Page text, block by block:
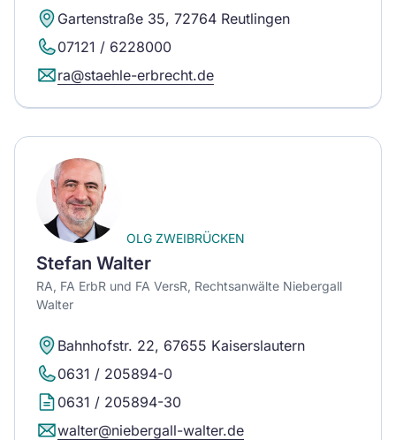
Gartenstraße 35, 72764 Reutlingen
07121 / 6228000
ra@staehle-erbrecht.de
OLG ZWEIBRÜCKEN
Stefan Walter
RA, FA ErbR und FA VersR, Rechtsanwälte Niebergall
Walter
Bahnhofstr. 22, 67655 Kaiserslautern
0631 / 205894-0
0631 / 205894-30
walter@niebergall-walter.de